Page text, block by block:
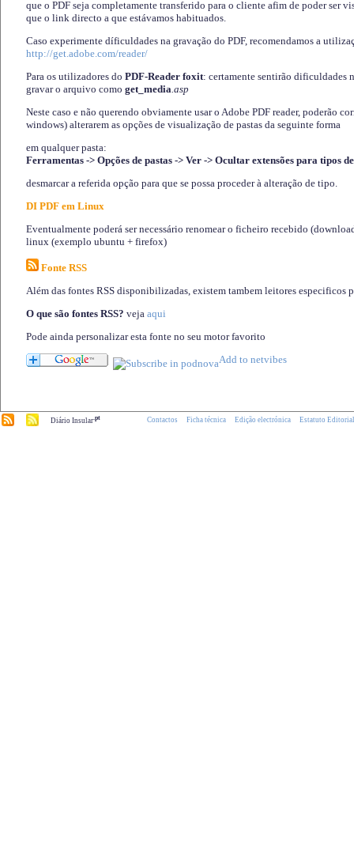
que o PDF seja completamente transferido para o cliente afim de poder ser
que o link directo a que estávamos habituados.
Caso experimente díficuldades na gravação do PDF, recomendamos a
http://get.adobe.com/reader/
Para os utilizadores do PDF-Reader foxit: certamente sentirão dificuldades
gravar o arquivo como get_media.asp
Neste caso e não querendo obviamente usar o Adobe PDF reader, poderão
windows) alterarem as opções de visualização de pastas da seguinte forma
em qualquer pasta:
Ferramentas -> Opções de pastas -> Ver -> Ocultar extensões para tipos
desmarcar a referida opção para que se possa proceder à alteração de tipo.
DI PDF em Linux
Eventualmente poderá ser necessário renomear o ficheiro recebido
linux (exemplo ubuntu + firefox)
Fonte RSS
Além das fontes RSS disponibilizadas, existem tambem leitores especificos
O que são fontes RSS? veja aqui
Pode ainda personalizar esta fonte no seu motor favorito
Diário Insular.pt Contactos Ficha técnica Edição electrónica Estatuto Editorial